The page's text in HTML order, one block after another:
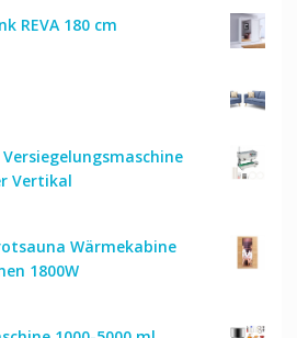
REVA 180 cm
Vertikal
Wärmekabine
1800W